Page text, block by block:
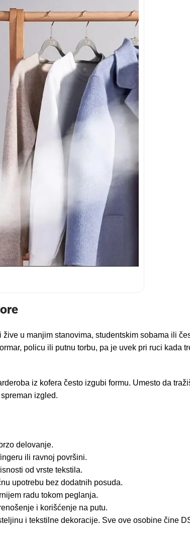
u manjim stanovima, studentskim sobama ili
policu ili putnu torbu, pa je uvek pri ruci
iz kofera često izgubi formu. Umesto da
izgled.
delovanje.
ili ravnoj površini.
od vrste tekstila.
upotrebu bez dodatnih posuda.
radu tokom peglanja.
i korišćenje na putu.
i tekstilne dekoracije. Sve ove osobine čine